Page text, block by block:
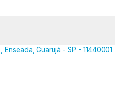
Guarujá - SP - 11440001